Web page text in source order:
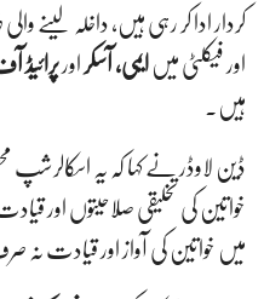
کردار ادا کر رہی ہیں، داخلہ
اور فیکلٹی میں ایمی، آسکر اور پرائیڈ
ہیں۔
ڈین لاوڈر نے کہا کہ یہ اسکالرشپ
خواتین کی تخلیقی صلاحیتوں اور
میں خواتین کی آواز اور قیادت نہ